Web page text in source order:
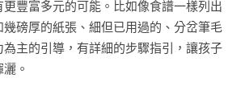
豐富多元的可能。比如像食譜一樣列出
磅厚的紙張、細但已用過的、分岔筆毛
主的引導，有詳細的步驟指引，讓孩子
。